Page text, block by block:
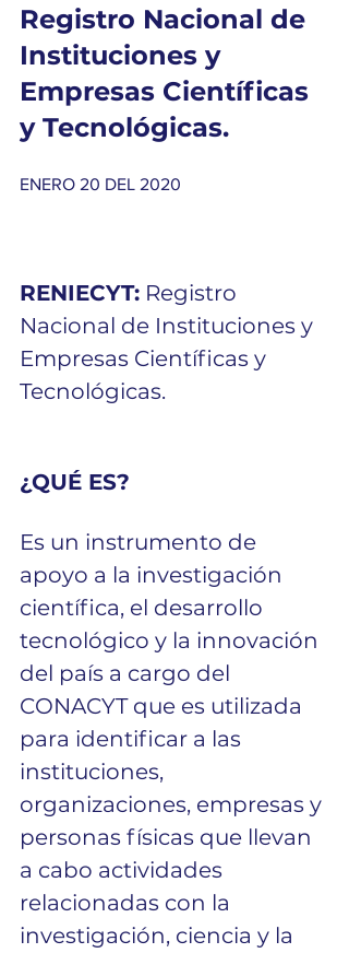
Registro Nacional de
Instituciones y
Empresas Científicas
y Tecnológicas.
ENERO 20 DEL 2020
RENIECYT: Registro
Nacional de Instituciones y
Empresas Científicas y
Tecnológicas.
¿QUÉ ES?
Es un instrumento de
apoyo a la investigación
científica, el desarrollo
tecnológico y la innovación
del país a cargo del
CONACYT que es utilizada
para identificar a las
instituciones,
organizaciones, empresas y
personas físicas que llevan
a cabo actividades
relacionadas con la
investigación, ciencia y la